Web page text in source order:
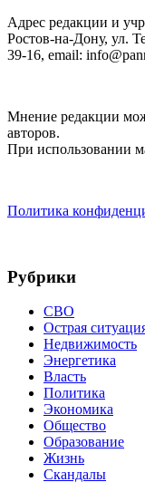
Адрес редакции и
Ростов-на-Дону, ул.
39-16, email:
Мнение редакции
авторов.
При использовании
Политика
Рубрики
СВО
Острая
Недвижимость
Энергетика
Власть
Политика
Экономика
Общество
Образование
Жизнь
Скандалы